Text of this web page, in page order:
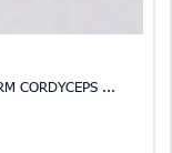
CORDYCEPS ...